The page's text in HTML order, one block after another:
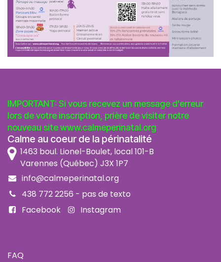
IMPORTANT: Si vous recevez un message d'erreur
lors de votre inscription, prière de visiter notre
nouveau sitewww.calmeperinatal.org
Calme au coeur de la périnatalité
1463 boul. Lionel-Boulet, local 101-B
Varennes (Québec) J3X 1P7
info@calmeperinatal.org
438 772 2256 - pas de texto
Facebook
Instagram
FAQ